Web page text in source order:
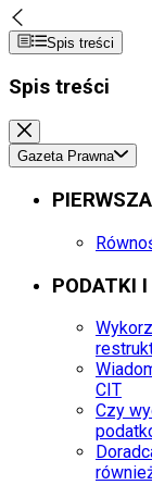
Spis treści
Spis treści
Gazeta Prawna
PODATKI
CIT
Czy